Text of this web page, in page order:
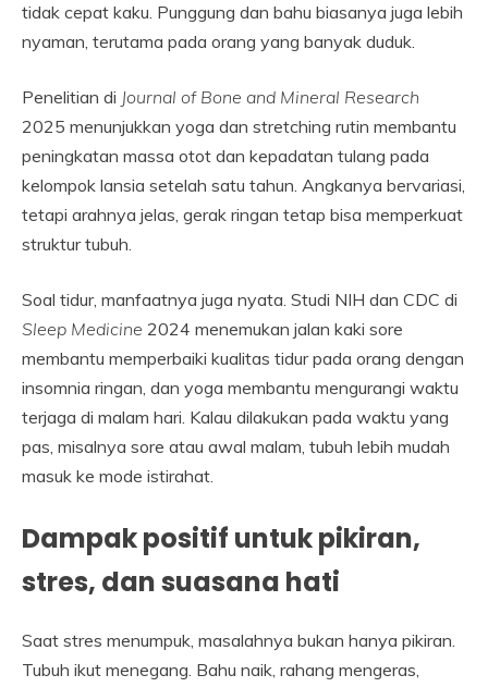
tidak cepat kaku. Punggung dan bahu biasanya juga lebih
nyaman, terutama pada orang yang banyak duduk.
Penelitian di Journal of Bone and Mineral Research
2025 menunjukkan yoga dan stretching rutin membantu
peningkatan massa otot dan kepadatan tulang pada
kelompok lansia setelah satu tahun. Angkanya bervariasi,
tetapi arahnya jelas, gerak ringan tetap bisa memperkuat
struktur tubuh.
Soal tidur, manfaatnya juga nyata. Studi NIH dan CDC di
Sleep Medicine 2024 menemukan jalan kaki sore
membantu memperbaiki kualitas tidur pada orang dengan
insomnia ringan, dan yoga membantu mengurangi waktu
terjaga di malam hari. Kalau dilakukan pada waktu yang
pas, misalnya sore atau awal malam, tubuh lebih mudah
masuk ke mode istirahat.
Dampak positif untuk pikiran,
stres, dan suasana hati
Saat stres menumpuk, masalahnya bukan hanya pikiran.
Tubuh ikut menegang. Bahu naik, rahang mengeras,